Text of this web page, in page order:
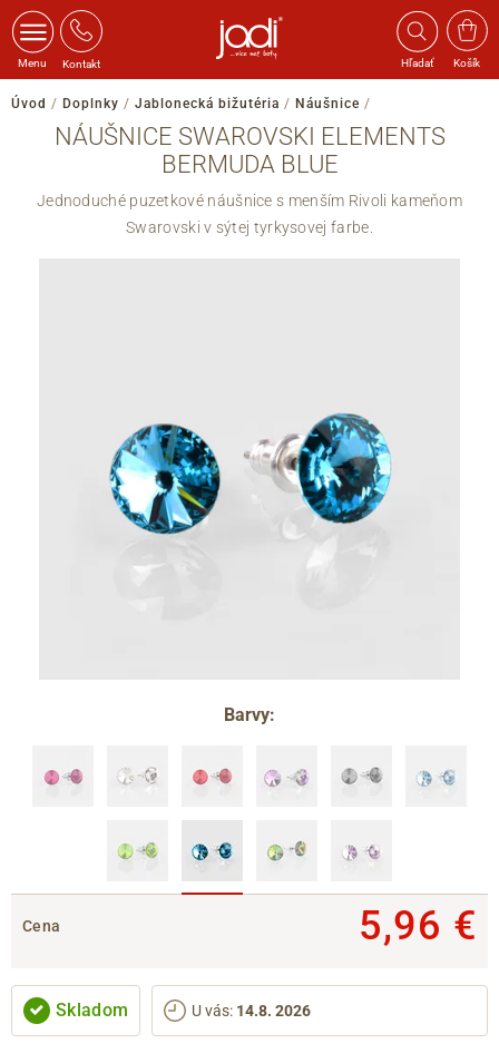
Menu Kontakt Hľadať Košík
Úvod / Doplnky / Jablonecká bižutéria / Náušnice /
NÁUŠNICE SWAROVSKI ELEMENTS
BERMUDA BLUE
Jednoduché puzetkové náušnice s menším Rivoli kameňom
Swarovski v sýtej tyrkysovej farbe.
Barvy:
Cena 5,96 €
Skladom U vás: 14.8. 2026